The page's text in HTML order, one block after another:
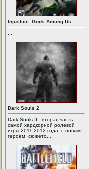
Injustice: Gods Among Us
Dark Souls 2
Dark Souls II - вторая часть
самой хардкорной ролевой
игры 2011-2012 года, с новым
героем, сюжето...